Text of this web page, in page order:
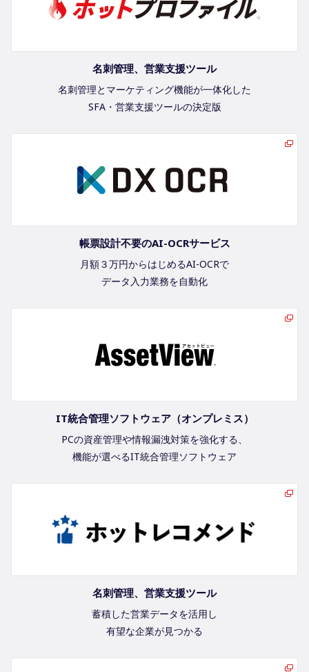
名刺管理、営業支援ツール
名刺管理とマーケティング機能が一体化した
SFA・営業支援ツールの決定版
帳票設計不要のAI-OCRサービス
月額３万円からはじめるAI-OCRで
データ入力業務を自動化
IT統合管理ソフトウェア（オンプレミス）
PCの資産管理や情報漏洩対策を強化する、
機能が選べるIT統合管理ソフトウェア
名刺管理、営業支援ツール
蓄積した営業データを活用し
有望な企業が見つかる